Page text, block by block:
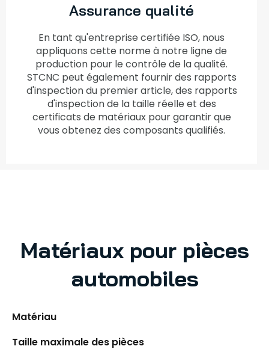
Assurance qualité
En tant qu'entreprise certifiée ISO, nous
appliquons cette norme à notre ligne de
production pour le contrôle de la qualité.
STCNC peut également fournir des rapports
d'inspection du premier article, des rapports
d'inspection de la taille réelle et des
certificats de matériaux pour garantir que
vous obtenez des composants qualifiés.
Matériaux pour pièces
automobiles
Matériau
Taille maximale des pièces